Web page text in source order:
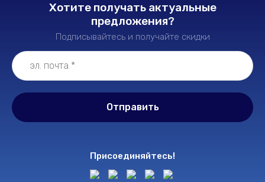
Присоединяйтесь!
Хотите получать актуальные
предложения?
Подписывайтесь и получайте скидки
Отправить